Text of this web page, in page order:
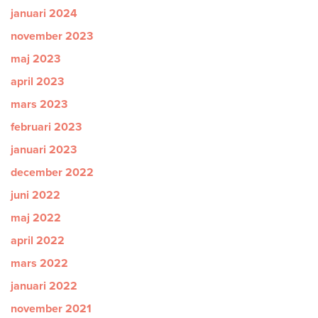
januari 2024
november 2023
maj 2023
april 2023
mars 2023
februari 2023
januari 2023
december 2022
juni 2022
maj 2022
april 2022
mars 2022
januari 2022
november 2021